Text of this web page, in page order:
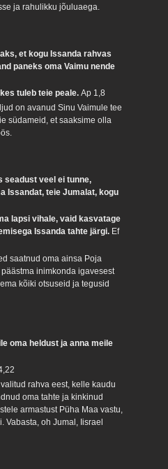
ja rahulikku jõuluaega.
et kogu Issanda rahvas
paneks oma Vaimu nende
tuleb teie peale.Ap 1,8
on avanud Sinu Vaimule tee
südameid, et saaksime olla
seadust veel ei tunne,
Issandat, teie Jumalat, kogu
lapsi vihale, vaid kasvatage
Issanda tahte järgi. Ef
saatnud oma ainsa Poja
inimkonda igavesest
kõiki otsuseid ja tegusid
oma heldust ja anna meile
rahva eest, kelle kaudu
oma tahte ja kinkinud
armastust Püha Maa vastu,
Vabasta, oh Jumal, Iisrael